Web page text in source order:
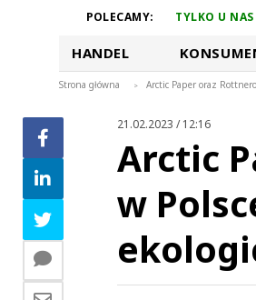
POLECAMY: TYLKO U NAS
HANDEL
Strona główna > Arctic Paper oraz
21.02.2023 / 12:16
Arctic
w